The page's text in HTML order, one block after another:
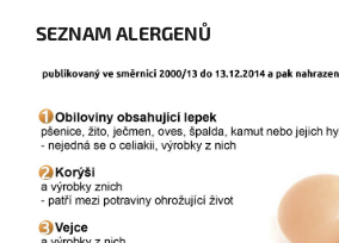
SEZNAM ALERGENŮ